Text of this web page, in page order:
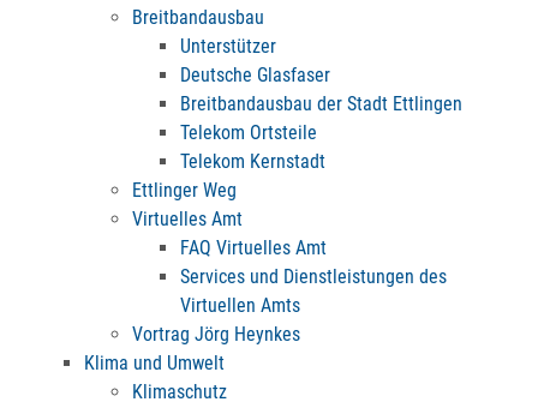
Breitbandausbau
Unterstützer
Deutsche Glasfaser
Breitbandausbau der Stadt Ettlingen
Telekom Ortsteile
Telekom Kernstadt
Ettlinger Weg
Virtuelles Amt
FAQ Virtuelles Amt
Services und Dienstleistungen des
Virtuellen Amts
Vortrag Jörg Heynkes
Klima und Umwelt
Klimaschutz